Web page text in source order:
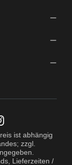
ist abhängig
zzgl.
Lieferzeiten /